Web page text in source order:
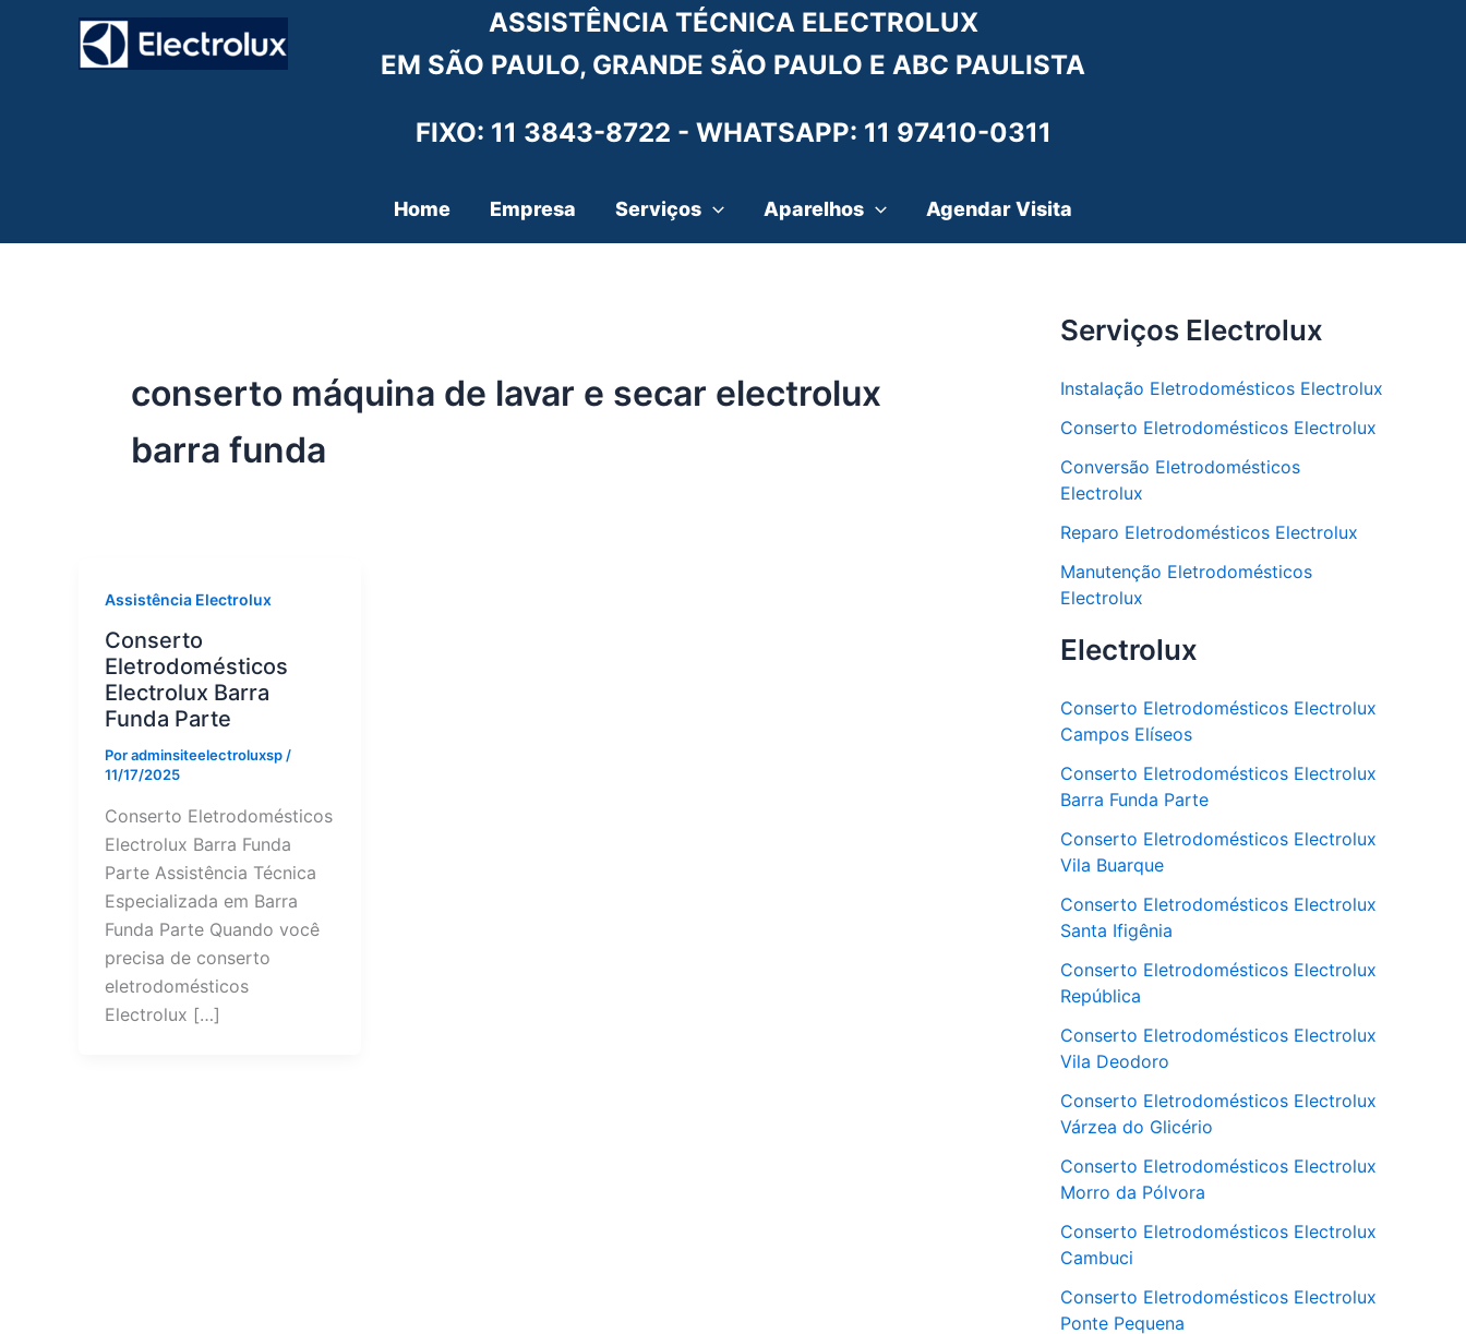
ASSISTÊNCIA TÉCNICA ELECTROLUX
EM SÃO PAULO, GRANDE SÃO PAULO E ABC PAULISTA
FIXO: 11 3843-8722 - WHATSAPP: 11 97410-0311
Home Empresa Serviços Aparelhos Agendar Visita
conserto máquina de lavar e secar electrolux
barra funda
Assistência Electrolux
Conserto
Eletrodomésticos
Electrolux Barra
Funda Parte
Poradminsiteelectroluxsp /
11/17/2025
Conserto Eletrodomésticos
Electrolux Barra Funda
Parte Assistência Técnica
Especializada em Barra
Funda Parte Quando você
precisa de conserto
eletrodomésticos
Electrolux […]
Serviços Electrolux
Instalação Eletrodomésticos Electrolux
Conserto Eletrodomésticos Electrolux
Conversão Eletrodomésticos
Electrolux
Reparo Eletrodomésticos Electrolux
Manutenção Eletrodomésticos
Electrolux
Electrolux
Conserto Eletrodomésticos Electrolux
Campos Elíseos
Conserto Eletrodomésticos Electrolux
Barra Funda Parte
Conserto Eletrodomésticos Electrolux
Vila Buarque
Conserto Eletrodomésticos Electrolux
Santa Ifigênia
Conserto Eletrodomésticos Electrolux
República
Conserto Eletrodomésticos Electrolux
Vila Deodoro
Conserto Eletrodomésticos Electrolux
Várzea do Glicério
Conserto Eletrodomésticos Electrolux
Morro da Pólvora
Conserto Eletrodomésticos Electrolux
Cambuci
Conserto Eletrodomésticos Electrolux
Ponte Pequena